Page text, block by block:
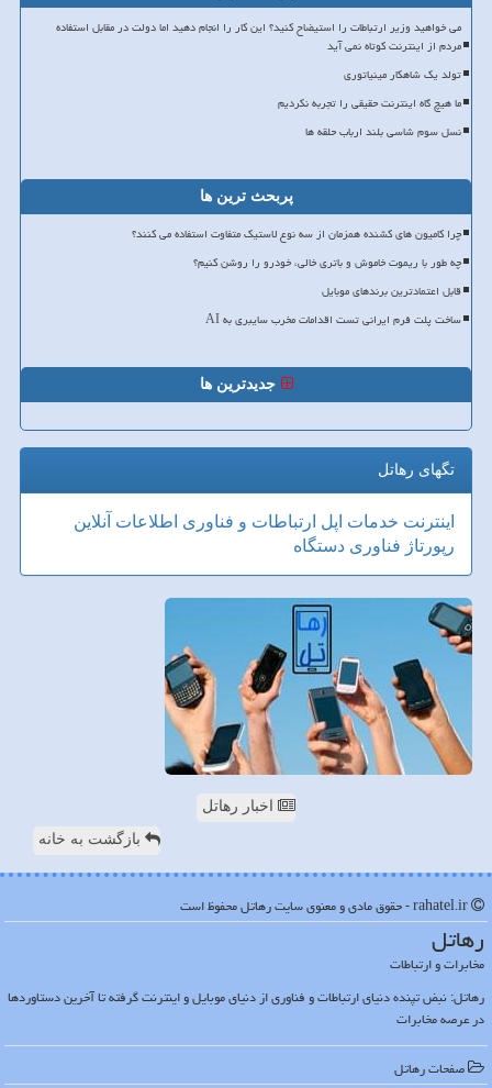
می خواهید وزیر ارتباطات را استیضاح کنید؟ این کار را انجام دهید اما دولت در مقابل استفاده
مردم از اینترنت کوتاه نمی آید
تولد یک شاهکار مینیاتوری
ما هیچ گاه اینترنت حقیقی را تجربه نکردیم
نسل سوم شاسی بلند ارباب حلقه ها
پربحث ترین ها
چرا کامیون های کشنده همزمان از سه نوع لاستیک متفاوت استفاده می کنند؟
چه طور با ریموت خاموش و باتری خالی، خودرو را روشن کنیم؟
قابل اعتمادترین برندهای موبایل
ساخت پلت فرم ایرانی تست اقدامات مخرب سایبری به AI
جدیدترین ها
تگهای رهاتل
اینترنت خدمات اپل ارتباطات و فناوری اطلاعات آنلاین
رپورتاژ فناوری دستگاه
اخبار رهاتل
بازگشت به خانه
رهاتل
مخابرات و ارتباطات
رهاتل: نبض تپنده دنیای ارتباطات و فناوری از دنیای موبایل و اینترنت گرفته تا آخرین دستاوردها
در عرصه مخابرات
صفحات رهاتل